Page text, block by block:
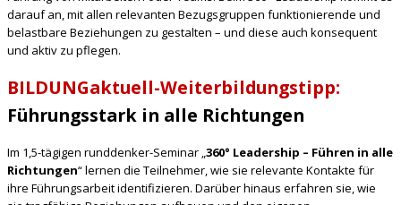
darauf an, mit allen relevanten Bezugsgruppen funktionierende und
belastbare Beziehungen zu gestalten – und diese auch konsequent
und aktiv zu pflegen.
BILDUNGaktuell-Weiterbildungstipp:
Führungsstark in alle Richtungen
Im 1,5-tägigen runddenker-Seminar „360° Leadership – Führen in alle
Richtungen“ lernen die Teilnehmer, wie sie relevante Kontakte für
ihre Führungsarbeit identifizieren. Darüber hinaus erfahren sie, wie